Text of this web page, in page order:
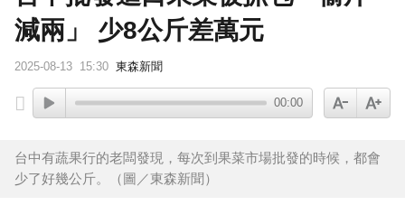
減兩」 少8公斤差萬元
2025-08-13 15:30 東森新聞
00:00
台中有蔬果行的老闆發現，每次到果菜市場批發的時候，都會
少了好幾公斤。（圖／東森新聞）